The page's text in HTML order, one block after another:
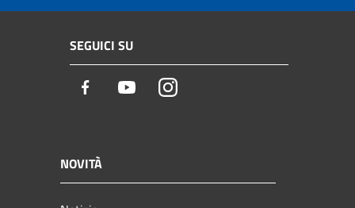
SEGUICI SU
Facebook YoutubeInstagram
NOVITÀ